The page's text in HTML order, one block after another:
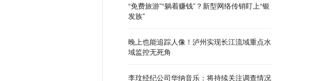
“免费旅游”“躺着赚钱”？新型网络传销盯上“银
发族”
晚上也能追踪人像！泸州实现长江流域重点水
域监控无死角
李玟经纪公司华纳音乐：将持续关注调查情况